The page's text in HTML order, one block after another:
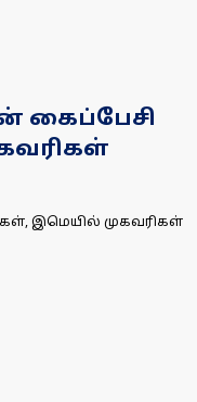
கைப்பேசி
இமெயில் முகவரிகள்